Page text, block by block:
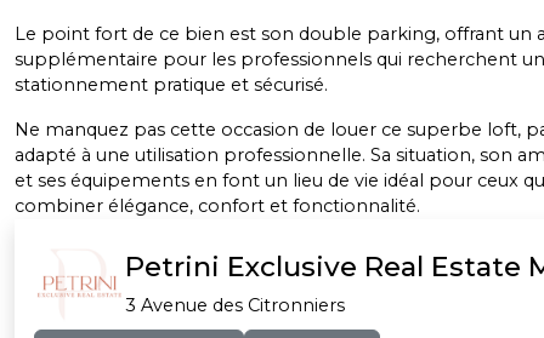
Le point fort de ce bien est son double parking, offrant un
supplémentaire pour les professionnels qui recherchent
stationnement pratique et sécurisé.
Ne manquez pas cette occasion de louer ce superbe loft,
adapté à une utilisation professionnelle. Sa situation, son
et ses équipements en font un lieu de vie idéal pour ceux
combiner élégance, confort et fonctionnalité.
Petrini Exclusive Real Estate
3 Avenue des Citronniers